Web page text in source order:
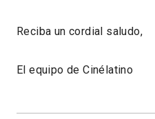
Reciba un cordial saludo,
El equipo de Cinélatino